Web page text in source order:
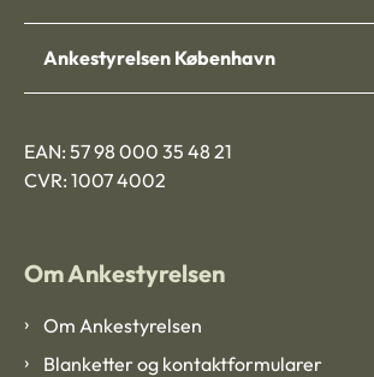
Ankestyrelsen København
EAN: 57 98 000 35 48 21
CVR: 1007 4002
Om Ankestyrelsen
Om Ankestyrelsen
Blanketter og kontaktformularer